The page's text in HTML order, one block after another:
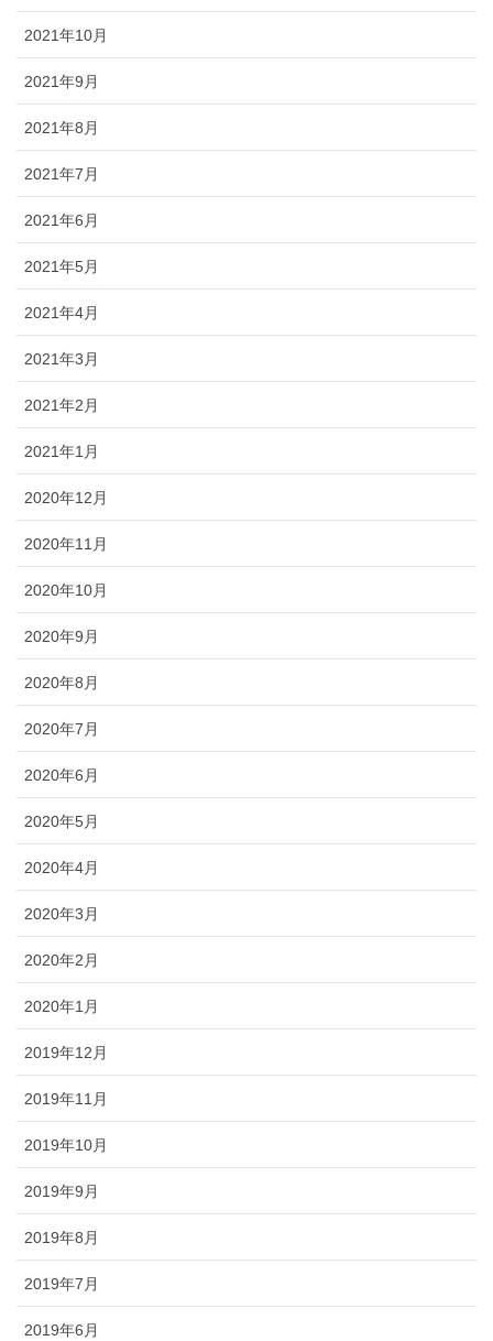
2021年10月
2021年9月
2021年8月
2021年7月
2021年6月
2021年5月
2021年4月
2021年3月
2021年2月
2021年1月
2020年12月
2020年11月
2020年10月
2020年9月
2020年8月
2020年7月
2020年6月
2020年5月
2020年4月
2020年3月
2020年2月
2020年1月
2019年12月
2019年11月
2019年10月
2019年9月
2019年8月
2019年7月
2019年6月